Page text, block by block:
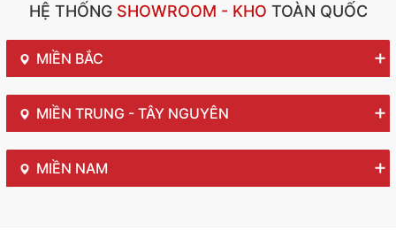
HỆ THỐNGSHOWROOM - KHO TOÀN QUỐC
MIỀN BẮC
MIỀN TRUNG - TÂY NGUYÊN
MIỀN NAM